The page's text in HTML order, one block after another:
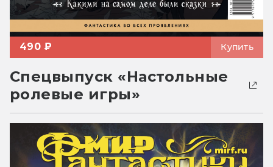
490 ₽ Купить
Спецвыпуск «Настольные
ролевые игры»